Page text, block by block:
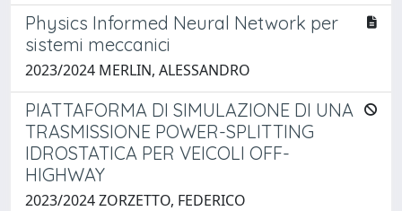
Physics Informed Neural Network per
sistemi meccanici
2023/2024 MERLIN, ALESSANDRO
PIATTAFORMA DI SIMULAZIONE DI UNA
TRASMISSIONE POWER-SPLITTING
IDROSTATICA PER VEICOLI OFF-
HIGHWAY
2023/2024 ZORZETTO, FEDERICO